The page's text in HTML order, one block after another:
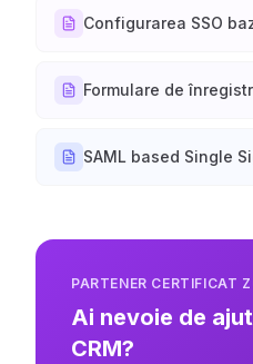
Formulare de
PARTENER CERTIFICAT
Ai nevoie de
CRM?